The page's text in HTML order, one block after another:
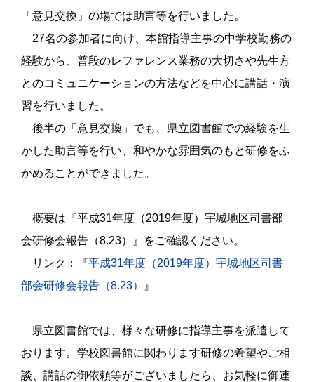
「意見交換」の場では助言等を行いました。
27名の参加者に向け、本館指導主事の中学校勤務の
経験から、普段のレファレンス業務の大切さや先生方
とのコミュニケーションの方法などを中心に講話・演
習を行いました。
後半の「意見交換」でも、県立図書館での経験を生
かした助言等を行い、和やかな雰囲気のもと研修をふ
かめることができました。
概要は『平成31年度（2019年度）宇城地区司書部
会研修会報告（8.23）』をご確認ください。
リンク：『平成31年度（2019年度）宇城地区司書
部会研修会報告（8.23） 』
県立図書館では、様々な研修に指導主事を派遣して
おります。学校図書館に関わります研修の希望やご相
談、講話の御依頼等がございましたら、お気軽に御連